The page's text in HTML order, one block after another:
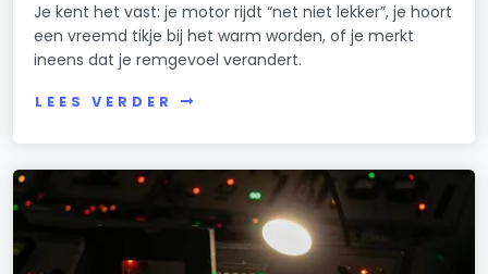
Je kent het vast: je motor rijdt “net niet lekker”, je hoort
een vreemd tikje bij het warm worden, of je merkt
ineens dat je remgevoel verandert.
LEES VERDER